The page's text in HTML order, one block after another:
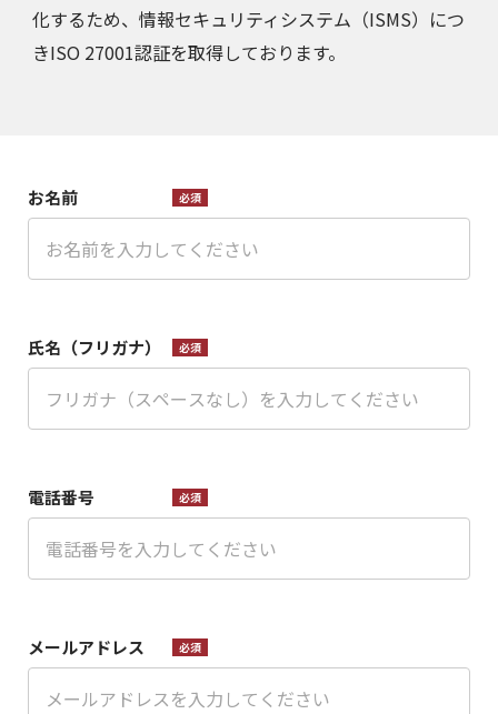
化するため、 情報セキュリティシステム（ISMS）につ
きISO 27001認証を取得しております。
お名前 必須
氏名（フリガナ） 必須
電話番号 必須
メールアドレス 必須